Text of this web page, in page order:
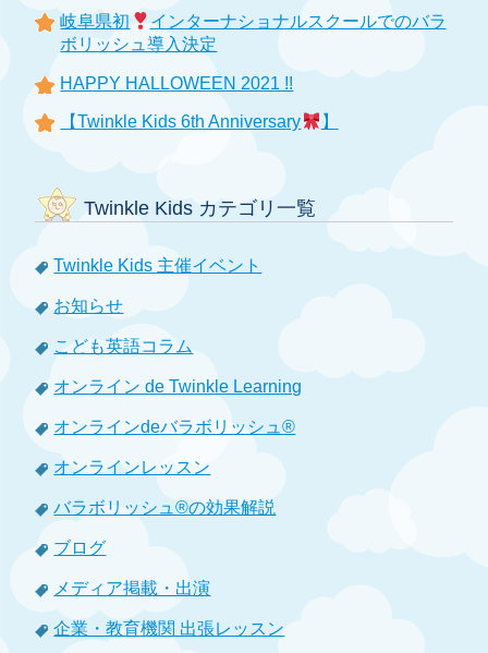
岐阜県初
インターナショナルスクールでのバラ
ボリッシュ導入決定
HAPPY HALLOWEEN 2021 !!
【Twinkle Kids 6th Anniversary 】
Twinkle Kids カテゴリ一覧
Twinkle Kids 主催イベント
お知らせ
こども英語コラム
オンライン de Twinkle Learning
オンラインdeバラボリッシュ®
オンラインレッスン
バラボリッシュ®の効果解説
ブログ
メディア掲載・出演
企業・教育機関 出張レッスン